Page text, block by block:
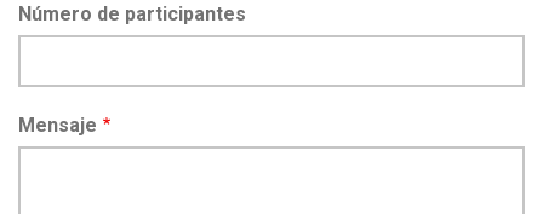
Número de participantes
Mensaje